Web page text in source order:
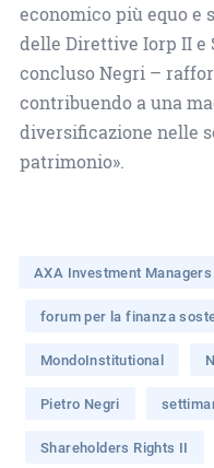
economico più equo e
delle Direttive Iorp II e
concluso Negri –
contribuendo a una
diversificazione nelle
patrimonio».
AXA Investment Managers
forum per la finanza
MondoInstitutional
Pietro Negri
Shareholders Rights II